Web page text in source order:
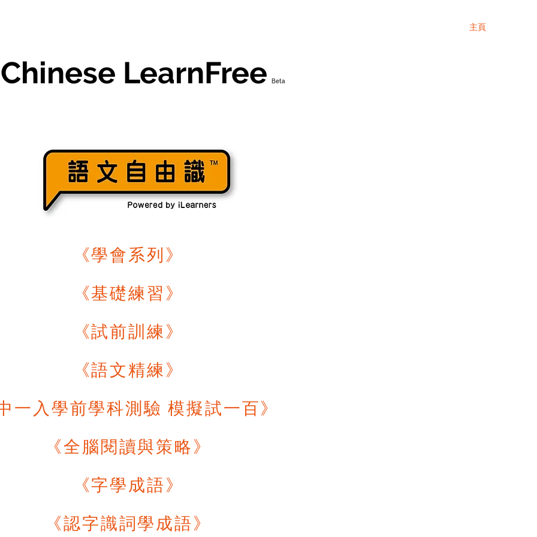
主頁
Chinese LearnFree Beta
《學會系列》
《基礎練習》
《試前訓練》
《語文精練》
一入學前學科測驗 模擬試一百》
《全腦閱讀與策略》
《字學成語》
《認字識詞學成語》